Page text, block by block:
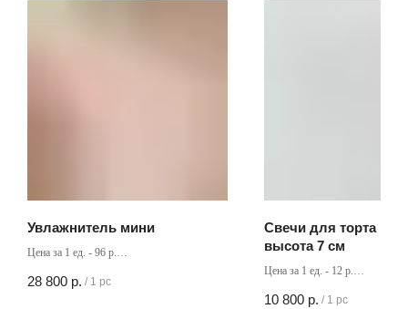
Увлажнитель мини
Цена за 1 ед. - 96 р.
28 800 р. / 1 pc
Свечи для торта
высота 7 см
Цена за 1 ед. - 12 р.
10 800 р. / 1 pc